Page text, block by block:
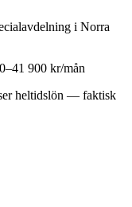
i Norra
–41 900 kr/mån
heltidslön — faktisk